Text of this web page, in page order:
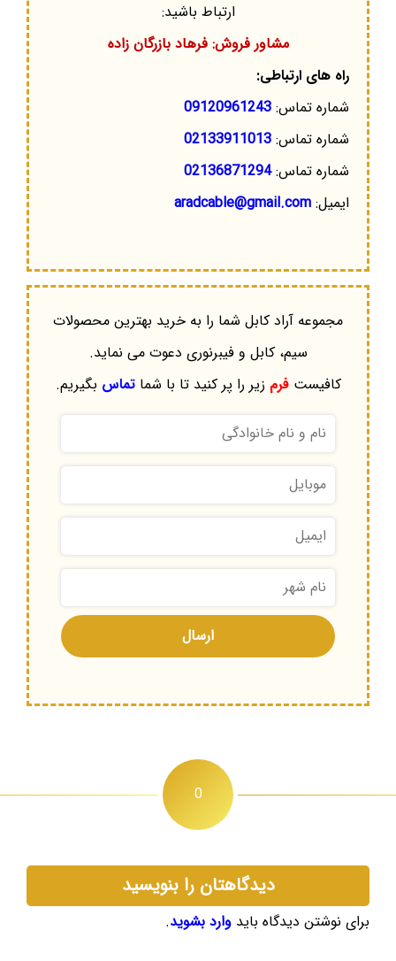
ارتباط باشید:
مشاور فروش: فرهاد بازرگان زاده
راه های ارتباطی:
شماره تماس: 09120961243
شماره تماس: 02133911013
شماره تماس:02136871294
ایمیل: aradcable@gmail.com
مجموعه آراد کابل شما را به خرید بهترین محصولات
سیم، کابل و فیبرنوری دعوت می نماید.
کافیستفرم زیر را پر کنید تا با شماتماس بگیریم.
0
دیدگاهتان را بنویسید
برای نوشتن دیدگاه باید وارد بشوید.